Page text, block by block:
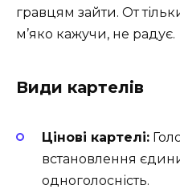
гравцям зайти. От
м’яко кажучи, не радує.
Види картелів
Цінові картелі:
встановлення
одноголосність.